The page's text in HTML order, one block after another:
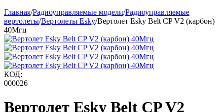
Главная/Радиоуправляемые модели/Радиоуправляемые
вертолеты/Вертолеты Esky/Вертолет Esky Belt CP V2 (карбон)
40Мгц
КОД:
000026
Вертолет Esky Belt CP V2